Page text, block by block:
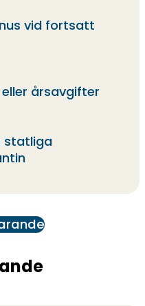
vid fortsatt
årsavgifter
statliga